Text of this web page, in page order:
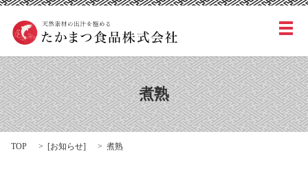
メ
煮熟
TOP [お知らせ] 煮熟